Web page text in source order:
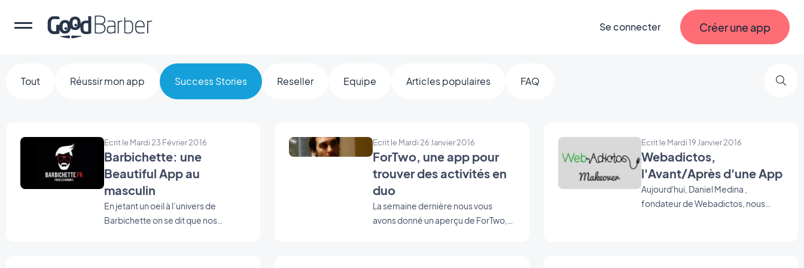
Se connecter Créer une app
Tout Réussir mon app Success Stories Reseller Equipe Articles populaires FAQ
Ecrit le Mardi 23 Février 2016
Barbichette: une
Beautiful App au
masculin
En jetant un oeil à l’univers de
Barbichette on se dit que nos
Ecrit le Mardi 26 Janvier 2016
ForTwo, une app pour
trouver des activités en
duo
La semaine dernière nous vous
avons donné un aperçu de ForTwo,
Ecrit le Mardi 19 Janvier 2016
Webadictos,
l'Avant/Après d'une App
Aujourd'hui, Daniel Medina ,
fondateur de Webadictos, nous